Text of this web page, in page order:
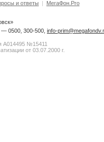
и ответы | МегаФон.Pro
0500, 300-500, info-
А014495 №15411
от 03.07.2000 г.